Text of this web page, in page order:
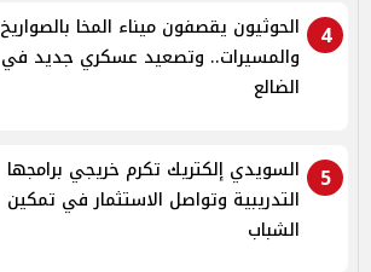
4
الحوثيون يقصفون ميناء المخا بالصواريخ
والمسيرات.. وتصعيد عسكري جديد في
الضالع
5
السويدي إلكتريك تكرم خريجي برامجها
التدريبية وتواصل الاستثمار في تمكين
الشباب